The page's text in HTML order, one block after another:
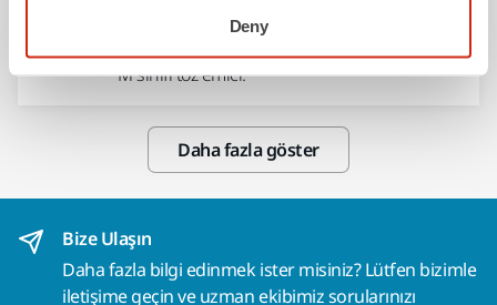
Deny
AutoStart (Otomatik başlatma) fonksiyonu ve
M sınıfı toz emici.
Daha fazla göster
Bize Ulaşın
Daha fazla bilgi edinmek ister misiniz? Lütfen bizimle
iletişime geçinve uzman ekibimiz sorularınızı